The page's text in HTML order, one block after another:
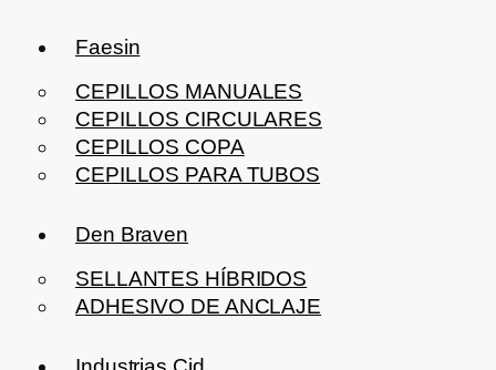
Faesin
CEPILLOS MANUALES
CEPILLOS CIRCULARES
CEPILLOS COPA
CEPILLOS PARA TUBOS
Den Braven
SELLANTES HÍBRIDOS
ADHESIVO DE ANCLAJE